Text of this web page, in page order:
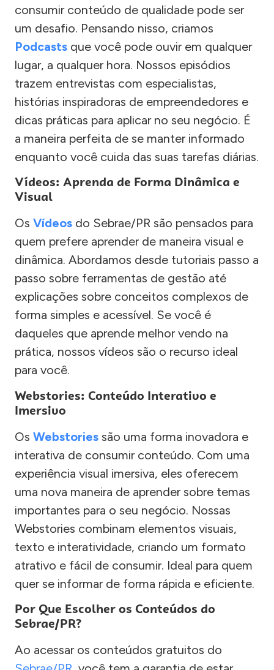
consumir conteúdo de qualidade pode ser
um desafio. Pensando nisso, criamos
Podcasts que você pode ouvir em qualquer
lugar, a qualquer hora. Nossos episódios
trazem entrevistas com especialistas,
histórias inspiradoras de empreendedores e
dicas práticas para aplicar no seu negócio. É
a maneira perfeita de se manter informado
enquanto você cuida das suas tarefas diárias.
Vídeos: Aprenda de Forma Dinâmica e
Visual
Os Vídeos do Sebrae/PR são pensados para
quem prefere aprender de maneira visual e
dinâmica. Abordamos desde tutoriais passo a
passo sobre ferramentas de gestão até
explicações sobre conceitos complexos de
forma simples e acessível. Se você é
daqueles que aprende melhor vendo na
prática, nossos vídeos são o recurso ideal
para você.
Webstories: Conteúdo Interativo e
Imersivo
Os Webstories são uma forma inovadora e
interativa de consumir conteúdo. Com uma
experiência visual imersiva, eles oferecem
uma nova maneira de aprender sobre temas
importantes para o seu negócio. Nossas
Webstories combinam elementos visuais,
texto e interatividade, criando um formato
atrativo e fácil de consumir. Ideal para quem
quer se informar de forma rápida e eficiente.
Por Que Escolher os Conteúdos do
Sebrae/PR?
Ao acessar os conteúdos gratuitos do